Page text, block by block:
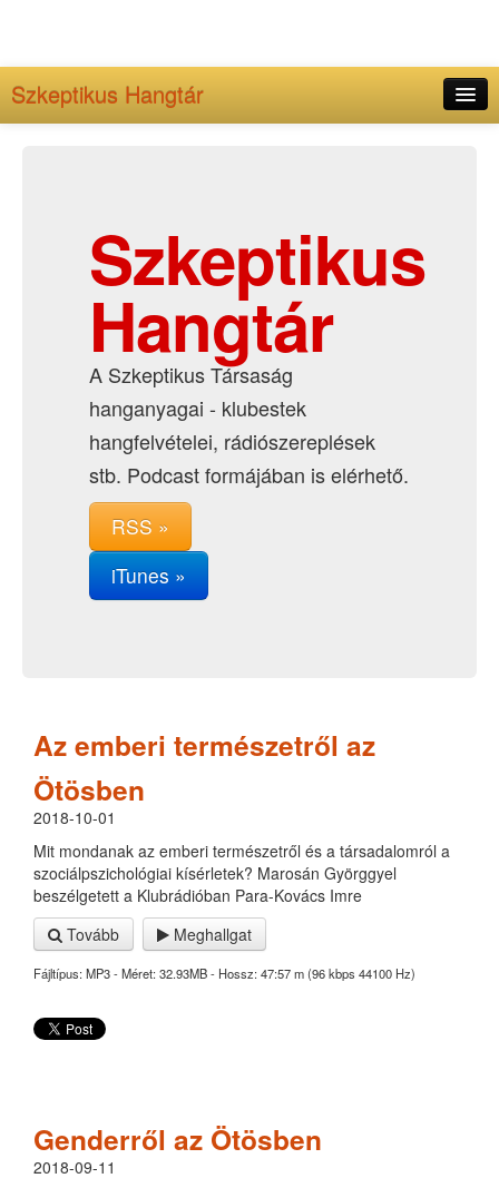
Szkeptikus Hangtár
Szkeptikus
Hangtár
A Szkeptikus Társaság
hanganyagai - klubestek
hangfelvételei, rádiószereplések
stb. Podcast formájában is elérhető.
RSS »
iTunes »
Az emberi természetről az
Ötösben
2018-10-01
Mit mondanak az emberi természetről és a társadalomról a
szociálpszichológiai kísérletek? Marosán Györggyel
beszélgetett a Klubrádióban Para-Kovács Imre
Tovább
Meghallgat
Fájltípus: MP3 - Méret: 32.93MB - Hossz: 47:57 m (96 kbps 44100 Hz)
Genderről az Ötösben
2018-09-11